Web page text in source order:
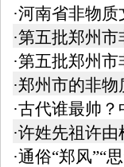
·河南省非物
·第五批郑州
·第五批郑州
·郑州市的非
·古代谁最帅
·许姓先祖许
·通俗“郑风”“